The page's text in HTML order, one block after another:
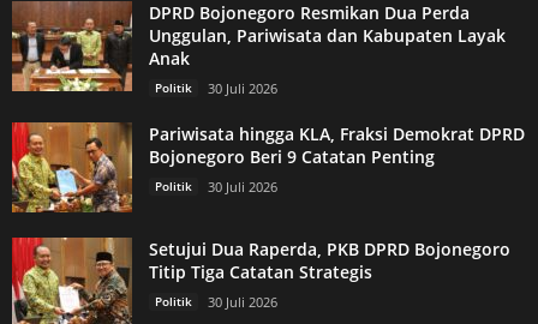
DPRD Bojonegoro Resmikan Dua Perda
Unggulan, Pariwisata dan Kabupaten Layak
Anak
Politik 30 Juli 2026
Pariwisata hingga KLA, Fraksi Demokrat DPRD
Bojonegoro Beri 9 Catatan Penting
Politik 30 Juli 2026
Setujui Dua Raperda, PKB DPRD Bojonegoro
Titip Tiga Catatan Strategis
Politik 30 Juli 2026